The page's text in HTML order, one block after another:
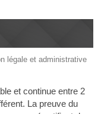
légale et administrative
et continue entre 2
La preuve du